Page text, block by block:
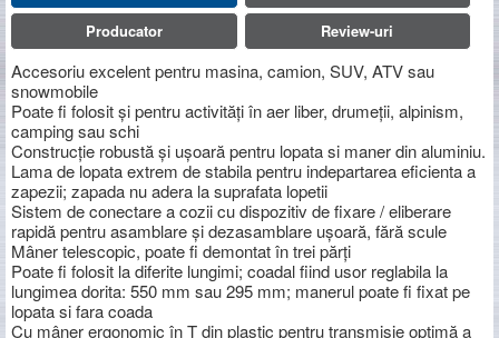
Accesoriu excelent pentru masina, camion, SUV, ATV sau
snowmobile
Poate fi folosit și pentru activități în aer liber, drumeții, alpinism,
camping sau schi
Construcție robustă și ușoară pentru lopata si maner din aluminiu.
Lama de lopata extrem de stabila pentru indepartarea eficienta a
zapezii; zapada nu adera la suprafata lopetii
Sistem de conectare a cozii cu dispozitiv de fixare / eliberare
rapidă pentru asamblare și dezasamblare ușoară, fără scule
Mâner telescopic, poate fi demontat în trei părți
Poate fi folosit la diferite lungimi; coadal fiind usor reglabila la
lungimea dorita: 550 mm sau 295 mm; manerul poate fi fixat pe
lopata si fara coada
Cu mâner ergonomic în T din plastic pentru transmisie optimă a
Producator
Review-uri